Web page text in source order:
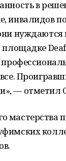
в
инвалидов
площадке
— отметил